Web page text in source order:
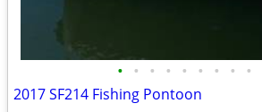
• • • • • • • • •
2017 SF214 Fishing Pontoon